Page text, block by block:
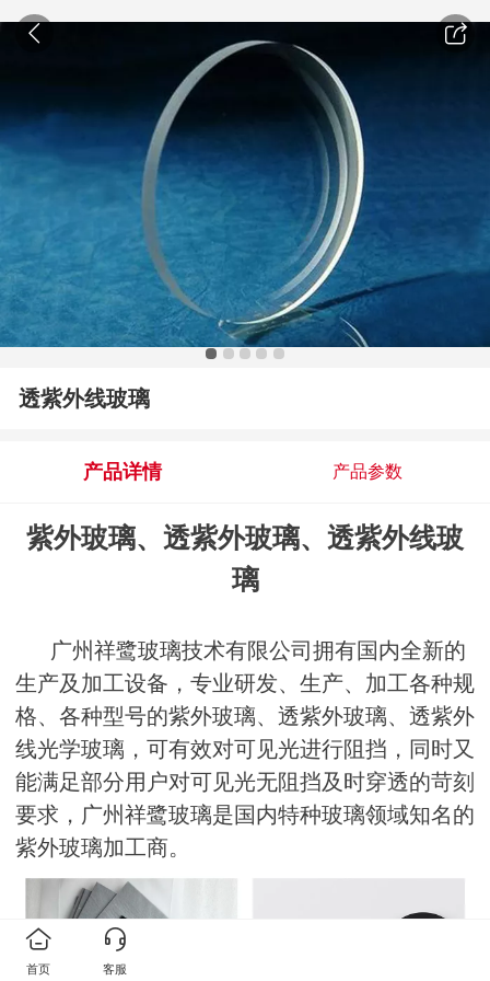
透紫外线玻璃
产品详情 产品参数
紫外玻璃、透紫外玻璃、透紫外线玻
璃
广州祥鹭玻璃技术有限公司 拥有国内全新的
生产及加工设备，专业研发、生产、加工各种规
格、各种型号的紫外玻璃、透紫外玻璃、透紫外
线光学玻璃，可有效对可见光进行阻挡，同时又
能满足部分用户对可见光无阻挡及时穿透的苛刻
要求，广州祥鹭玻璃是国内特种玻璃领域知名的
紫外玻璃加工商。
首页 客服